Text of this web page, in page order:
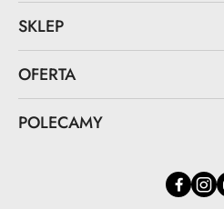
SKLEP
OFERTA
POLECAMY